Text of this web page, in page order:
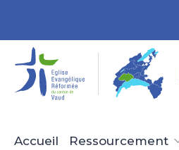
Accueil Ressourcement